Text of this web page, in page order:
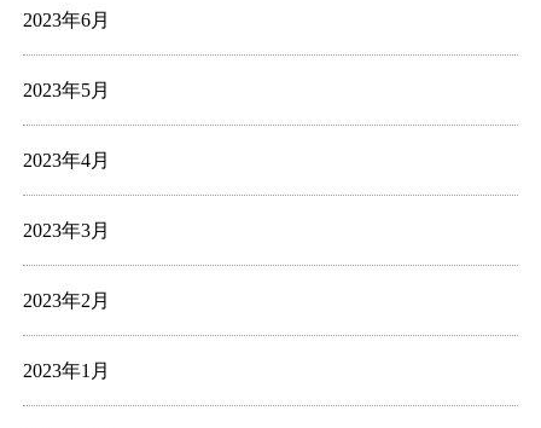
2023年6月
2023年5月
2023年4月
2023年3月
2023年2月
2023年1月